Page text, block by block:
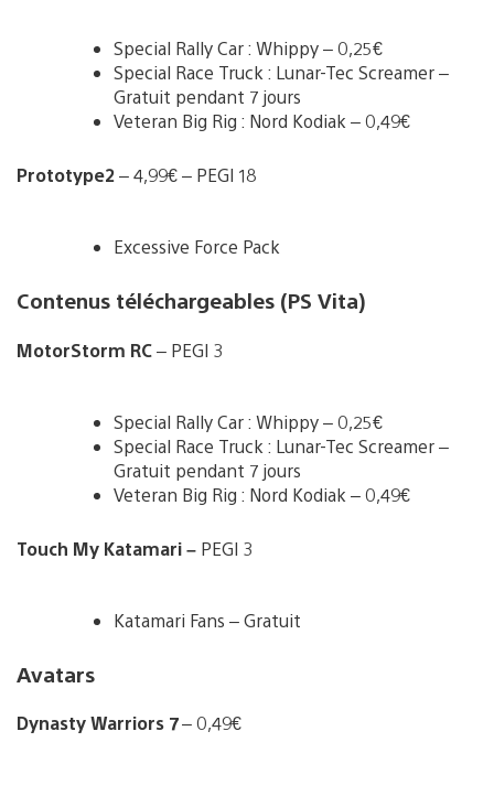
Special Rally Car : Whippy – 0,25€
Special Race Truck : Lunar-Tec Screamer –
Gratuit pendant 7 jours
Veteran Big Rig : Nord Kodiak – 0,49€
Prototype2– 4,99€ – PEGI 18
Excessive Force Pack
Contenus téléchargeables (PS Vita)
MotorStorm RC– PEGI 3
Special Rally Car : Whippy – 0,25€
Special Race Truck : Lunar-Tec Screamer –
Gratuit pendant 7 jours
Veteran Big Rig : Nord Kodiak – 0,49€
Touch My Katamari – PEGI 3
Katamari Fans – Gratuit
Avatars
Dynasty Warriors 7– 0,49€